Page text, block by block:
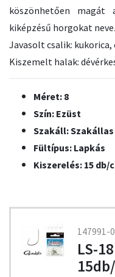
köszönhetően magát
kiképzésű horgokat
Javasolt csalik:
Kiszemelt halak:
Méret: 8
Szín: Ezüst
Szakáll: Szakállas
Fültípus: Lapkás
Kiszerelés: 15 db/
147991-
LS-